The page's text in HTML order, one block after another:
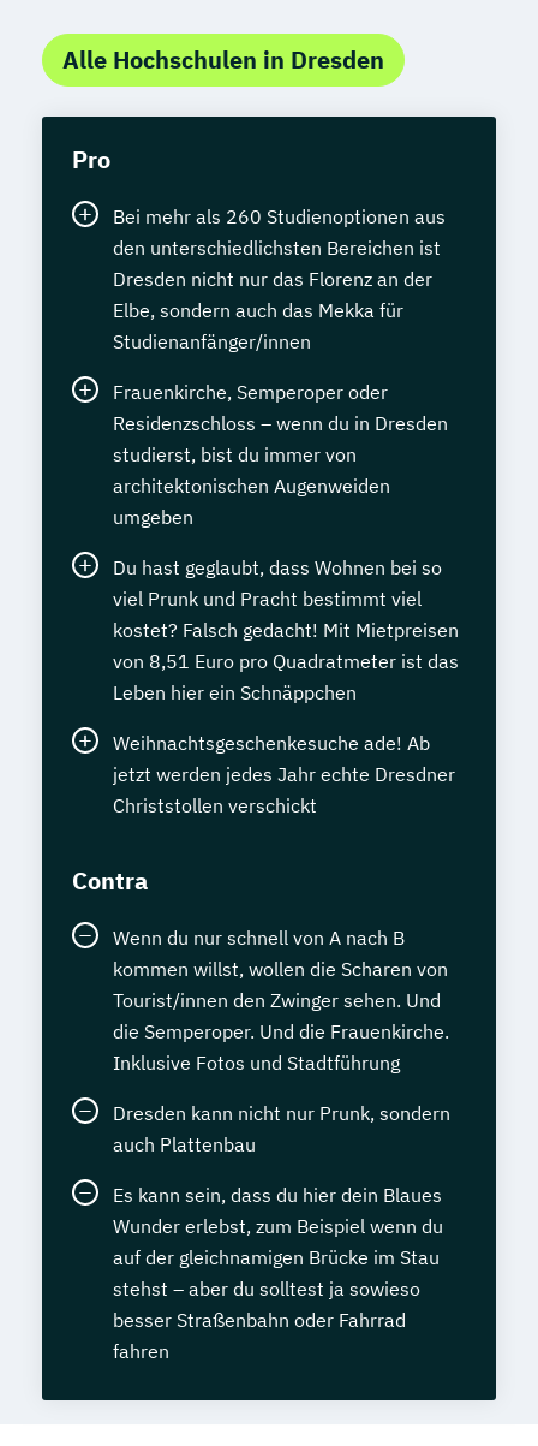
Alle Hochschulen in Dresden
Pro
Bei mehr als 260 Studienoptionen aus
den unterschiedlichsten Bereichen ist
Dresden nicht nur das Florenz an der
Elbe, sondern auch das Mekka für
Studienanfänger/innen
Frauenkirche, Semperoper oder
Residenzschloss – wenn du in Dresden
studierst, bist du immer von
architektonischen Augenweiden
umgeben
Du hast geglaubt, dass Wohnen bei so
viel Prunk und Pracht bestimmt viel
kostet? Falsch gedacht! Mit Mietpreisen
von 8,51 Euro pro Quadratmeter ist das
Leben hier ein Schnäppchen
Weihnachtsgeschenkesuche ade! Ab
jetzt werden jedes Jahr echte Dresdner
Christstollen verschickt
Contra
Wenn du nur schnell von A nach B
kommen willst, wollen die Scharen von
Tourist/innen den Zwinger sehen. Und
die Semperoper. Und die Frauenkirche.
Inklusive Fotos und Stadtführung
Dresden kann nicht nur Prunk, sondern
auch Plattenbau
Es kann sein, dass du hier dein Blaues
Wunder erlebst, zum Beispiel wenn du
auf der gleichnamigen Brücke im Stau
stehst – aber du solltest ja sowieso
besser Straßenbahn oder Fahrrad
fahren